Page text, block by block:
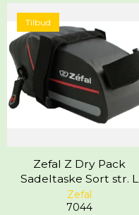
Tilbud
Zefal Z Dry Pack
Sadeltaske Sort str. L
Zefal
7044